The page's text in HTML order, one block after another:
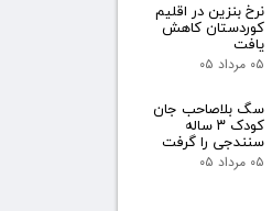
نرخ بنزین در اقلیم
کوردستان کاهش
یافت
۰۵ مرداد ۰۵
سگ بلاصاحب جان
کودک ۳ ساله
سنندجی را گرفت
۰۵ مرداد ۰۵